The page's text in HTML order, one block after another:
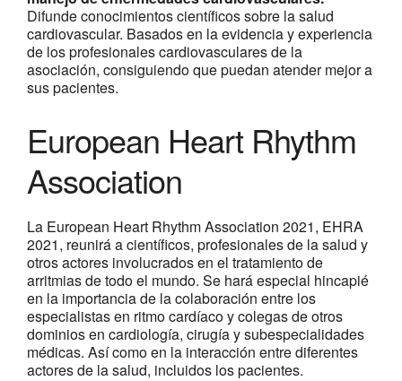
Difunde conocimientos científicos sobre la salud
cardiovascular. Basados ​​en la evidencia y experiencia
de los profesionales cardiovasculares de la
asociación, consiguiendo que puedan atender mejor a
sus pacientes.
European Heart Rhythm
Association
La European Heart Rhythm Association 2021, EHRA
2021, reunirá a científicos, profesionales de la salud y
otros actores involucrados en el tratamiento de
arritmias de todo el mundo. Se hará especial hincapié
en la importancia de la colaboración entre los
especialistas en ritmo cardíaco y colegas de otros
dominios en cardiología, cirugía y subespecialidades
médicas. Así como en la interacción entre diferentes
actores de la salud, incluidos los pacientes.